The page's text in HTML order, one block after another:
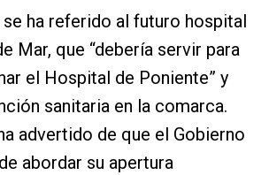
ha referido al futuro hospital
Mar, que “debería servir para
el Hospital de Poniente” y
sanitaria en la comarca.
advertido de que el Gobierno
abordar su apertura